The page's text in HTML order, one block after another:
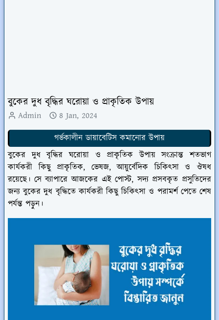
বুকের দুধ বৃদ্ধির ঘরোয়া ও প্রাকৃতিক উপায়
Admin
8 Jan, 2024
গর্ভকালীন ডায়াবেটিস কমানোর উপায়
বুকের দুধ বৃদ্ধির ঘরোয়া ও প্রাকৃতিক উপায় সংক্রান্ত শতভাগ
কার্যকরী কিছু প্রাকৃতিক, ভেষজ, আয়ুর্বেদিক চিকিৎসা ও ঔষধ
রয়েছে। সে ব্যাপারে আজকের এই পোস্ট, সদ্য প্রসবকৃত প্রসুতিদের
জন্য বুকের দুধ বৃদ্ধিতে কার্যকরী কিছু চিকিৎসা ও পরামর্শ পেতে শেষ
পর্যন্ত পড়ুন।